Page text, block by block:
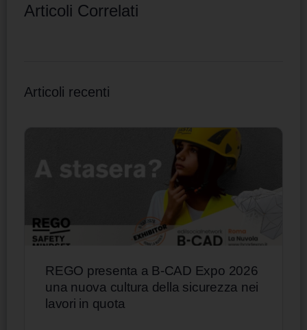
Articoli Correlati
Articoli recenti
REGO presenta a B-CAD Expo 2026
una nuova cultura della sicurezza nei
lavori in quota